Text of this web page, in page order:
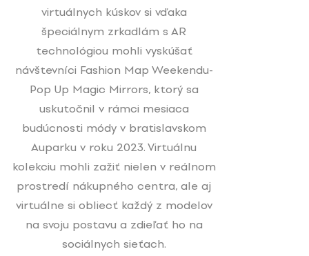
virtuálnych kúskov si vďaka
špeciálnym zrkadlám s AR
technológiou mohli vyskúšať
návštevníci Fashion Map Weekendu-
Pop Up Magic Mirrors, ktorý sa
uskutočnil v rámci mesiaca
budúcnosti módy v bratislavskom
Auparku v roku 2023. Virtuálnu
kolekciu mohli zažiť nielen v reálnom
prostredí nákupného centra, ale aj
virtuálne si obliecť každý z modelov
na svoju postavu a zdieľať ho na
sociálnych sieťach.